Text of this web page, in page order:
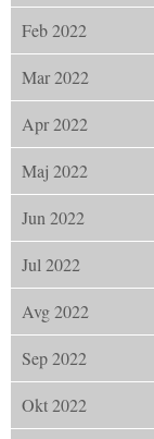
Feb 2022
Mar 2022
Apr 2022
Maj 2022
Jun 2022
Jul 2022
Avg 2022
Sep 2022
Okt 2022